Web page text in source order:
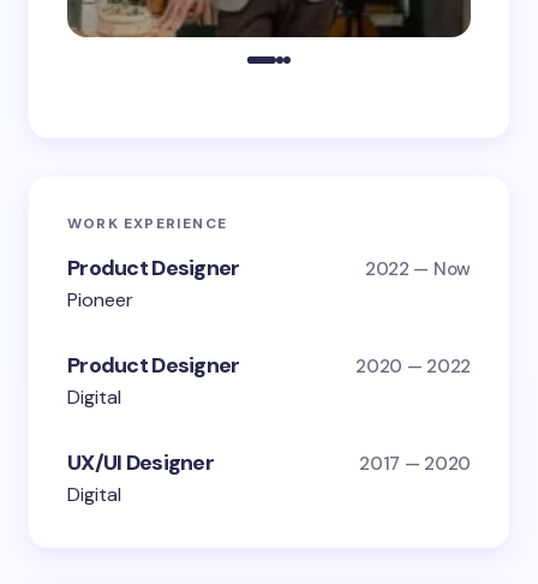
WORK EXPERIENCE
Product Designer 2022 — Now
Pioneer
Product Designer 2020 — 2022
Digital
UX/UI Designer 2017 — 2020
Digital